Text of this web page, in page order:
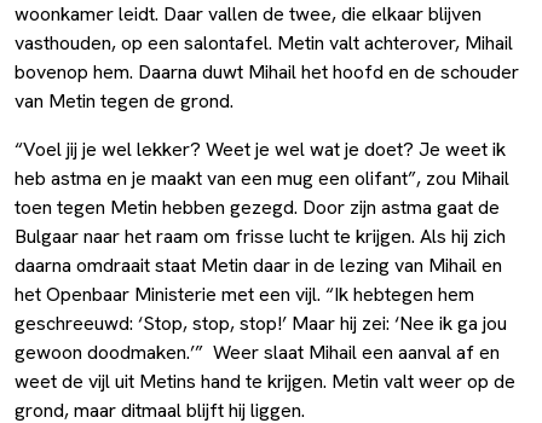
woonkamer leidt. Daar vallen de twee, die elkaar blijven
vasthouden, op een salontafel. Metin valt achterover, Mihail
bovenop hem. Daarna duwt Mihail het hoofd en de schouder
van Metin tegen de grond.
“Voel jij je wel lekker? Weet je wel wat je doet? Je weet ik
heb astma en je maakt van een mug een olifant”, zou Mihail
toen tegen Metin hebben gezegd. Door zijn astma gaat de
Bulgaar naar het raam om frisse lucht te krijgen. Als hij zich
daarna omdraait staat Metin daar in de lezing van Mihail en
het Openbaar Ministerie met een vijl. “Ik hebtegen hem
geschreeuwd: ‘Stop, stop, stop!’ Maar hij zei: ‘Nee ik ga jou
gewoon doodmaken.’” Weer slaat Mihail een aanval af en
weet de vijl uit Metins hand te krijgen. Metin valt weer op de
grond, maar ditmaal blijft hij liggen.